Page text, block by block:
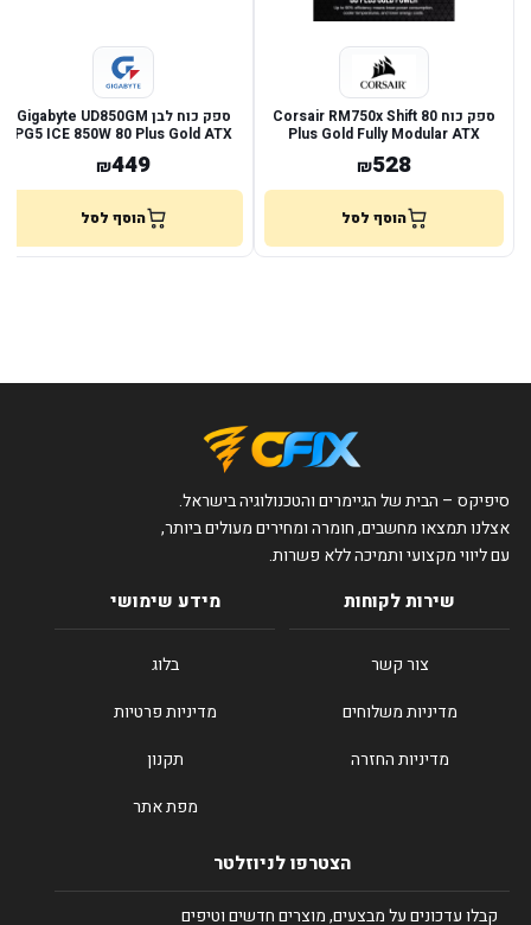
ספק כוח Corsair RM750x Shift 80
Plus Gold Fully Modular ATX
₪528
הוסף לסל
ספק כוח לבן Gigabyte UD850GM
PG5 ICE 850W 80 Plus Gold ATX
3.1
₪449
הוסף לסל
סיפיקס – הבית של הגיימרים והטכנולוגיה בישראל.
אצלנו תמצאו מחשבים, חומרה ומחירים מעולים ביותר,
עם ליווי מקצועי ותמיכה ללא פשרות.
שירות לקוחות
צור קשר
מדיניות משלוחים
מדיניות החזרה
מידע שימושי
בלוג
מדיניות פרטיות
תקנון
מפת אתר
הצטרפו לניוזלטר
קבלו עדכונים על מבצעים, מוצרים חדשים וטיפים